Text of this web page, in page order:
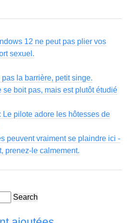
12 ne peut pas plier vos
sexuel.
pas la barrière, petit singe.
se boit pas, mais est plutôt étudié
Le pilote adore les hôtesses de
peuvent vraiment se plaindre ici -
prenez-le calmement.
Search